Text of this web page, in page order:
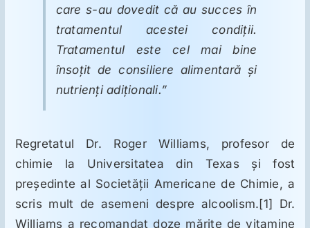
care s-au dovedit că au succes în
tratamentul acestei condiţii.
Tratamentul este cel mai bine
însoţit de consiliere alimentară şi
nutrienţi adiţionali.”
Regretatul Dr. Roger Williams, profesor de
chimie la Universitatea din Texas şi fost
preşedinte al Societăţii Americane de Chimie, a
scris mult de asemeni despre alcoolism.[1] Dr.
Williams a recomandat doze mărite de vitamine